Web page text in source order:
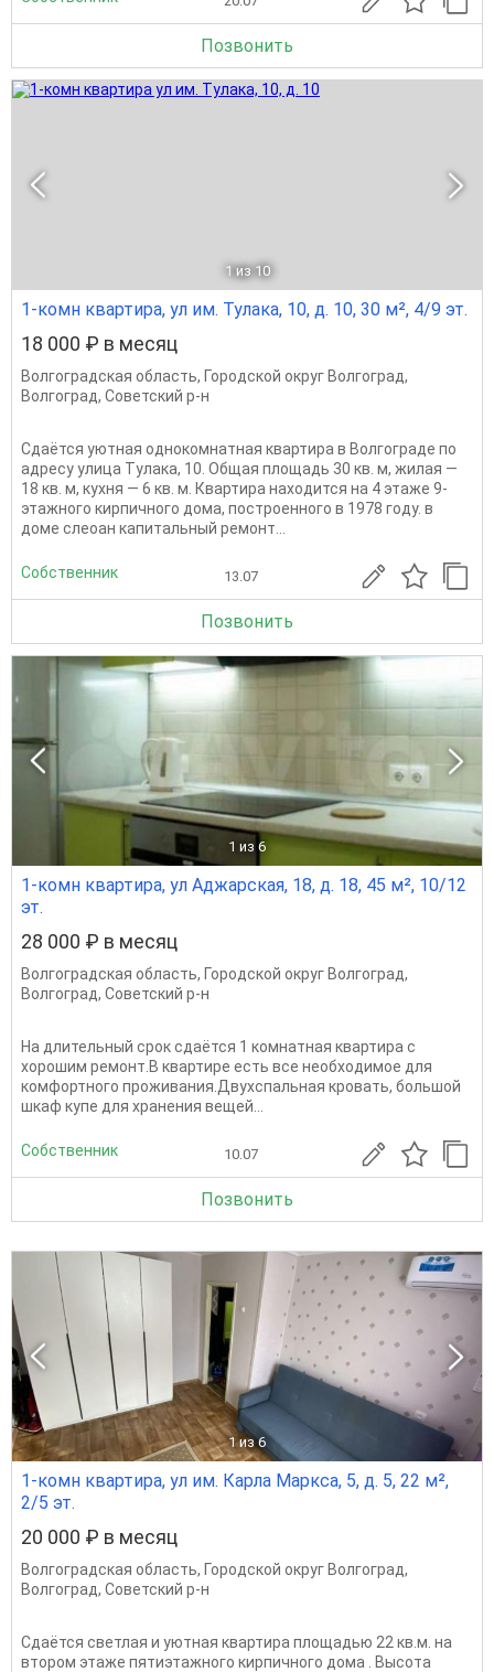
Позвонить
1 из 10
1-комн квартира, ул им. Тулака, 10, д. 10, 30 м², 4/9 эт.
18 000 ₽ в месяц
Волгоградская область, Городской округ Волгоград,
Волгоград, Советский р-н
Сдаётся уютная однокомнатная квартира в Волгограде по
адресу улица Тулака, 10. Общая площадь 30 кв. м, жилая —
18 кв. м, кухня — 6 кв. м. Квартира находится на 4 этаже 9-
этажного кирпичного дома, построенного в 1978 году. в
доме слеоан капитальный ремонт...
Собственник 13.07
Позвонить
1 из 6
1-комн квартира, ул Аджарская, 18, д. 18, 45 м², 10/12
эт.
28 000 ₽ в месяц
Волгоградская область, Городской округ Волгоград,
Волгоград, Советский р-н
На длительный срок сдаётся 1 комнатная квартира с
хорошим ремонт.В квартире есть все необходимое для
комфортного проживания.Двухспальная кровать, большой
шкаф купе для хранения вещей...
Собственник 10.07
Позвонить
1 из 6
1-комн квартира, ул им. Карла Маркса, 5, д. 5, 22 м²,
2/5 эт.
20 000 ₽ в месяц
Волгоградская область, Городской округ Волгоград,
Волгоград, Советский р-н
Сдаётся светлая и уютная квартира площадью 22 кв.м. на
втором этаже пятиэтажного кирпичного дома . Высота